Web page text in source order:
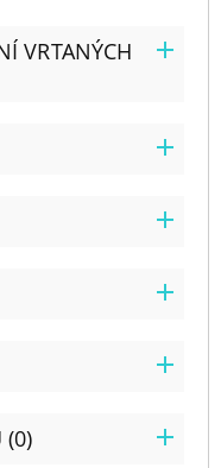
VRTANÝCH
(0)